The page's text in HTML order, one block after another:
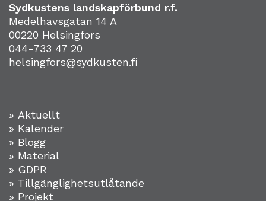
Sydkustens landskapförbund r.f.
Medelhavsgatan 14 A
00220 Helsingfors
044-733 47 20
helsingfors@sydkusten.fi
» Aktuellt
» Kalender
» Blogg
» Material
» GDPR
» Tillgänglighetsutlåtande
» Projekt